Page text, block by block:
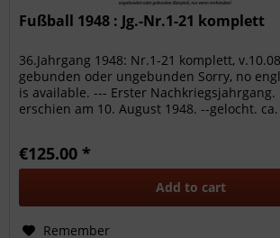
Fußball 1948 : Jg.-Nr.1-21 komplett
36.Jahrgang 1948: Nr.1-21 komplett,
gebunden oder ungebunden Sorry, no
is available. --- Erster Nachkriegsjahrgang.
erschien am 10. August 1948. --gelocht.
€125.00 *
Add to cart
Remember